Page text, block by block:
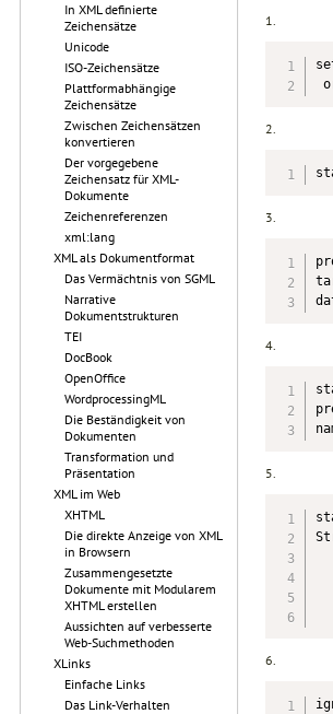
In XML definierte
Zeichensätze
Unicode
ISO-Zeichensätze
Plattformabhängige
Zeichensätze
Zwischen Zeichensätzen
konvertieren
Der vorgegebene
Zeichensatz für XML-
Dokumente
Zeichenreferenzen
xml:lang
XML als Dokumentformat
Das Vermächtnis von SGML
Narrative
Dokumentstrukturen
TEI
DocBook
OpenOffice
WordprocessingML
Die Beständigkeit von
Dokumenten
Transformation und
Präsentation
XML im Web
XHTML
Die direkte Anzeige von XML
in Browsern
Zusammengesetzte
Dokumente mit Modularem
XHTML erstellen
Aussichten auf verbesserte
Web-Suchmethoden
XLinks
Einfache Links
Das Link-Verhalten
1.
2.
3.
4.
5.
6.